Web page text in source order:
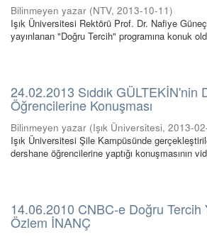
Bilinmeyen yazar (NTV, 2013-10-11)
Işık Üniversitesi Rektörü Prof. Dr. Nafiye Güneç
yayınlanan "Doğru Tercih" programına konuk
24.02.2013 Sıddık GÜLTEKİN'nin
Öğrencilerine Konuşması
Bilinmeyen yazar (Işık Üniversitesi, 2013-
Işık Üniversitesi Şile Kampüsünde
dershane öğrencilerine yaptığı konuşmasının
14.06.2010 CNBC-e Doğru Tercih
Özlem İNANÇ